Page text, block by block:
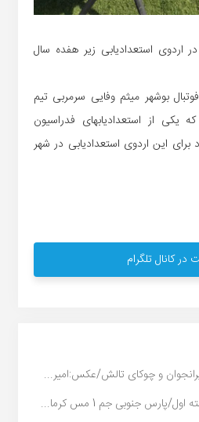
اردوی استعدادیابی زیر هفده سال
بوشهر میثم وفایی سرمربی تیم
یکی از استعدادیابهای فدراسیون
این اردوی استعدادیابی در شهر
کانال تلگرام
و چوکای تالش/عکس:امیر...
جنوبی جم 1 مس کرما...